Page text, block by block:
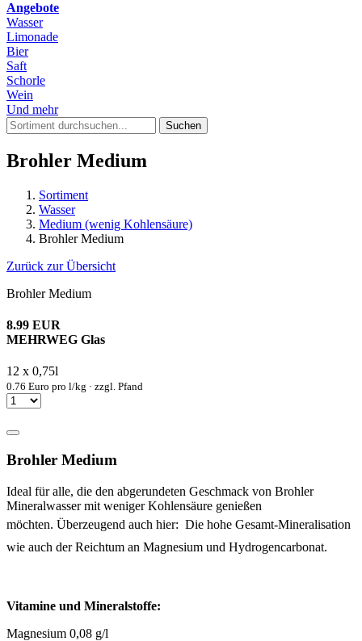
Angebote
Wasser
Limonade
Bier
Saft
Schorle
Wein
Und mehr
Suchen
Brohler Medium
Sortiment
Wasser
Medium (wenig Kohlensäure)
Brohler Medium
Zurück zur Übersicht
Brohler Medium
8.99 EUR
MEHRWEG Glas
12 x 0,75l
0.76 Euro pro l/kg · zzgl. Pfand
Brohler Medium
Ideal für alle, die den abgerundeten Geschmack von Brohler
Mineralwasser mit weniger Kohlensäure genießen
möchten. Überzeugend auch hier: Die hohe Gesamt-Mineralisation
wie auch der Reichtum an Magnesium und Hydrogencarbonat.
Vitamine und Mineralstoffe:
Magnesium 0,08 g/l